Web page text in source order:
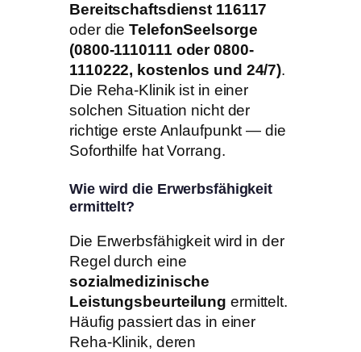
Bereitschaftsdienst 116117
oder dieTelefonSeelsorge
(0800-1110111 oder 0800-
1110222, kostenlos und 24/7).
Die Reha-Klinik ist in einer
solchen Situation nicht der
richtige erste Anlaufpunkt — die
Soforthilfe hat Vorrang.
Wie wird die Erwerbsfähigkeit
ermittelt?
Die Erwerbsfähigkeit wird in der
Regel durch eine
sozialmedizinische
Leistungsbeurteilung ermittelt.
Häufig passiert das in einer
Reha-Klinik, deren